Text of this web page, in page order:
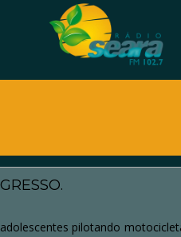
pilotando